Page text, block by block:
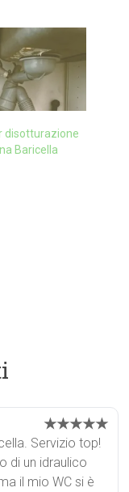
disotturazione
Baricella
★★★★★
Servizio top!
di un idraulico
il mio WC si è